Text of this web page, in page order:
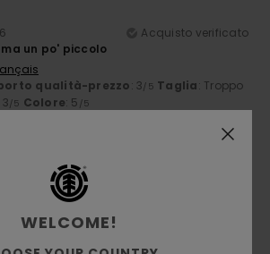
Acquisto verificato
un po' piccolo
qualità-prezzo: 3/5 Taglia: Troppo
3/5 Colore: 5 /5
5/5
WELCOME!